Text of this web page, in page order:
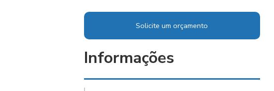
Solicite um orçamento
Informações